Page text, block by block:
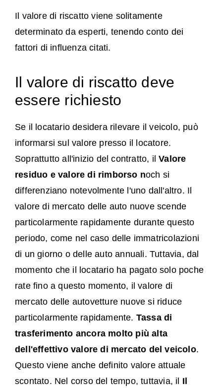
Il valore di riscatto viene solitamente
determinato da esperti, tenendo conto dei
fattori di influenza citati.
Il valore di riscatto deve
essere richiesto
Se il locatario desidera rilevare il veicolo, può
informarsi sul valore presso il locatore.
Soprattutto all'inizio del contratto, ilValore
residuo e valore di rimborso noch si
differenziano notevolmente l'uno dall'altro. Il
valore di mercato delle auto nuove scende
particolarmente rapidamente durante questo
periodo, come nel caso delle immatricolazioni
di un giorno o delle auto annuali. Tuttavia, dal
momento che il locatario ha pagato solo poche
rate fino a questo momento, il valore di
mercato delle autovetture nuove si riduce
particolarmente rapidamente. Tassa di
trasferimento ancora molto più alta
dell'effettivo valore di mercato del veicolo.
Questo viene anche definito valore attuale
scontato. Nel corso del tempo, tuttavia, il Il